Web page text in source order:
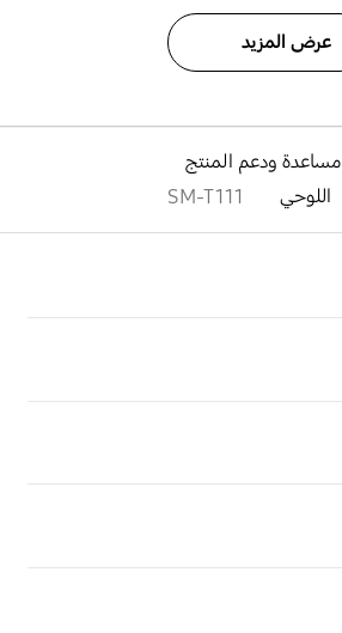
عرض المزيد
مساعدة ودعم المنتج
اللوحي SM-T111